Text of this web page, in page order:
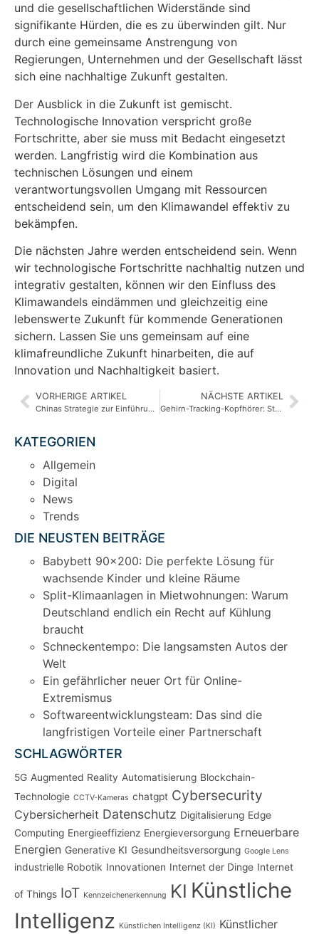
und die gesellschaftlichen Widerstände sind
signifikante Hürden, die es zu überwinden gilt. Nur
durch eine gemeinsame Anstrengung von
Regierungen, Unternehmen und der Gesellschaft lässt
sich eine nachhaltige Zukunft gestalten.
Der Ausblick in die Zukunft ist gemischt.
Technologische Innovation verspricht große
Fortschritte, aber sie muss mit Bedacht eingesetzt
werden. Langfristig wird die Kombination aus
technischen Lösungen und einem
verantwortungsvollen Umgang mit Ressourcen
entscheidend sein, um den Klimawandel effektiv zu
bekämpfen.
Die nächsten Jahre werden entscheidend sein. Wenn
wir technologische Fortschritte nachhaltig nutzen und
integrativ gestalten, können wir den Einfluss des
Klimawandels eindämmen und gleichzeitig eine
lebenswerte Zukunft für kommende Generationen
sichern. Lassen Sie uns gemeinsam auf eine
klimafreundliche Zukunft hinarbeiten, die auf
Innovation und Nachhaltigkeit basiert.
VORHERIGE ARTIKEL
Chinas Strategie zur Einführung von KI-Wasserzeichen: Ein Schritt gegen Falschinformationen
NÄCHSTE ARTIKEL
Gehirn-Tracking-Kopfhörer: Steigerung der Konzentration mit MW75 Neuro
KATEGORIEN
Allgemein
Digital
News
Trends
DIE NEUSTEN BEITRÄGE
Babybett 90×200: Die perfekte Lösung für
wachsende Kinder und kleine Räume
Split-Klimaanlagen in Mietwohnungen: Warum
Deutschland endlich ein Recht auf Kühlung
braucht
Schneckentempo: Die langsamsten Autos der
Welt
Ein gefährlicher neuer Ort für Online-
Extremismus
Softwareentwicklungsteam: Das sind die
langfristigen Vorteile einer Partnerschaft
SCHLAGWÖRTER
5G Augmented Reality Automatisierung Blockchain-
Technologie CCTV-Kameras chatgpt Cybersecurity
Cybersicherheit Datenschutz Digitalisierung Edge
Computing Energieeffizienz Energieversorgung Erneuerbare
Energien Generative KI Gesundheitsversorgung Google Lens
industrielle Robotik Innovationen Internet der Dinge Internet
of Things IoT Kennzeichenerkennung KI Künstliche
Intelligenz Künstlichen Intelligenz (KI) Künstlicher